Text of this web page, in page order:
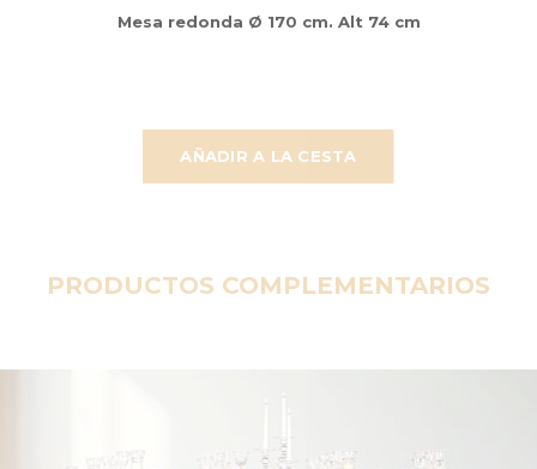
AÑADIR A LA CESTA
Mesa redonda Ø 170 cm. Alt 74 cm
PRODUCTOS COMPLEMENTARIOS